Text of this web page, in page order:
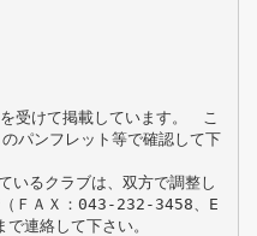
受けて掲載しています。 こ
パンフレット等で確認して下
いるクラブは、双方で調整し
（ＦＡＸ：043-232-3458、E
で連絡して下さい。